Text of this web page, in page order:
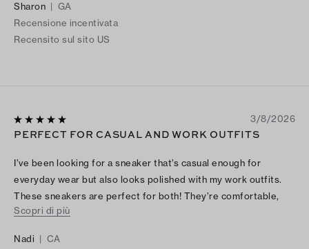
Sharon | GA
Recensione incentivata
Recensito sul sito US
3/8/2026
PERFECT FOR CASUAL AND WORK OUTFITS
I’ve been looking for a sneaker that’s casual enough for
everyday wear but also looks polished with my work outfits.
These sneakers are perfect for both! They’re comfortable,
stylish, and easy to dress up or down.
Scopri di più
Nadi | CA